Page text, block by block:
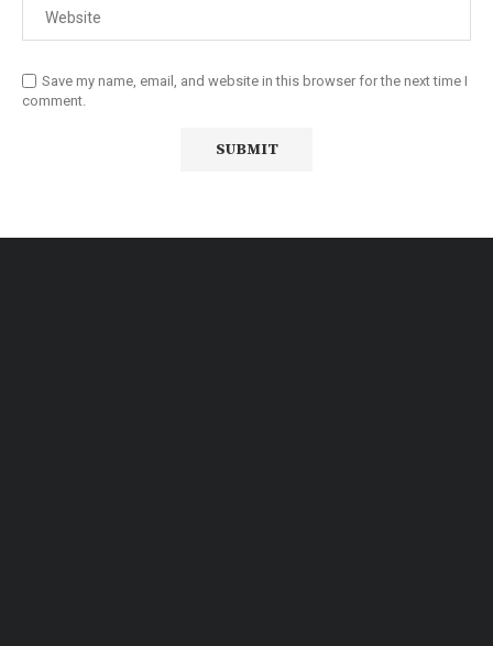
Save my name, email, and website in this browser for the next time I
comment.